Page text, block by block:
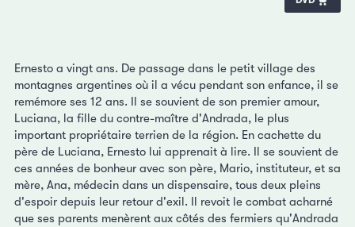
Ernesto a vingt ans. De passage dans le petit village des
montagnes argentines où il a vécu pendant son enfance, il se
remémore ses 12 ans. Il se souvient de son premier amour,
Luciana, la fille du contre-maître d'Andrada, le plus
important propriétaire terrien de la région. En cachette du
père de Luciana, Ernesto lui apprenait à lire. Il se souvient de
ces années de bonheur avec son père, Mario, instituteur, et sa
mère, Ana, médecin dans un dispensaire, tous deux pleins
d'espoir depuis leur retour d'exil. Il revoit le combat acharné
que ses parents menèrent aux côtés des fermiers qu'Andrada